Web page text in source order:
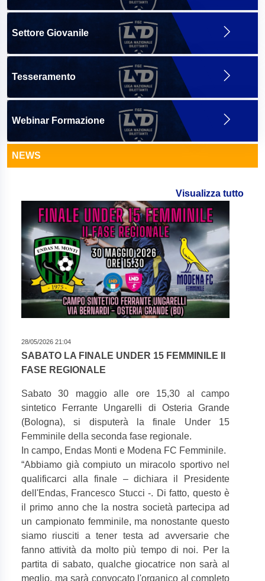
Settore Giovanile
Tesseramento
Webinar Formazione
NEWS
Visualizza tutto
28/05/2026 21:04
SABATO LA FINALE UNDER 15 FEMMINILE II
FASE REGIONALE
Sabato 30 maggio alle ore 15,30 al campo
sintetico Ferrante Ungarelli di Osteria Grande
(Bologna), si disputerà la finale Under 15
Femminile della seconda fase regionale.
In campo, Endas Monti e Modena FC Femminile.
“Abbiamo già compiuto un miracolo sportivo nel
qualificarci alla finale – dichiara il Presidente
dell'Endas, Francesco Stucci -. Di fatto, questo è
il primo anno che la nostra società partecipa ad
un campionato femminile, ma nonostante questo
siamo riusciti a tener testa ad avversarie che
fanno attività da molto più tempo di noi. Per la
partita di sabato, qualche giocatrice non sarà al
meglio, ma sarà convocato l'organico al completo